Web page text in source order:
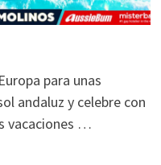
para unas
andaluz y celebre con
vacaciones …